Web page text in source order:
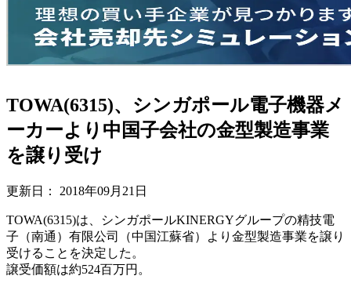
TOWA(6315)、シンガポール電子機器メ
ーカーより中国子会社の金型製造事業
を譲り受け
更新日： 2018年09月21日
TOWA(6315)は、シンガポールKINERGYグループの精技電
子（南通）有限公司（中国江蘇省）より金型製造事業を譲り
受けることを決定した。
譲受価額は約524百万円。